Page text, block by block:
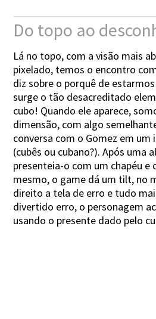
Do topo ao
Lá no topo, com a visão mais
pixelado, temos o encontro
diz sobre o porquê de
surge o tão desacreditado
cubo! Quando ele aparece,
dimensão, com algo
conversa com o Gomez em
(cubês ou cubano?). Após uma
presenteia-o com um chapéu e
mesmo, o game dá um tilt, no
direito a tela de erro e tudo
divertido erro, o personagem
usando o presente dado pelo